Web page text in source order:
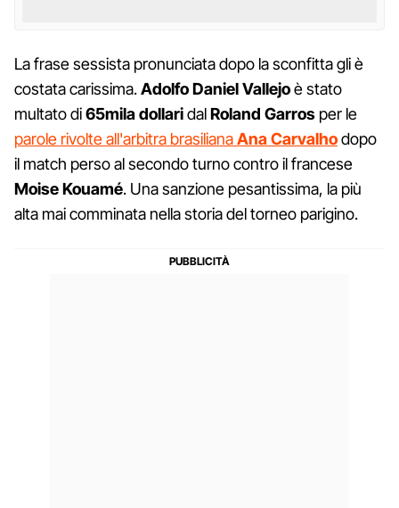
La frase sessista pronunciata dopo la sconfitta gli è
costata carissima.Adolfo Daniel Vallejoè stato
multato di65mila dollaridalRoland Garros per le
parole rivolte all'arbitra brasilianaAna Carvalhodopo
il match perso al secondo turno contro il francese
Moise Kouamé. Una sanzione pesantissima, la più
alta mai comminata nella storia del torneo parigino.